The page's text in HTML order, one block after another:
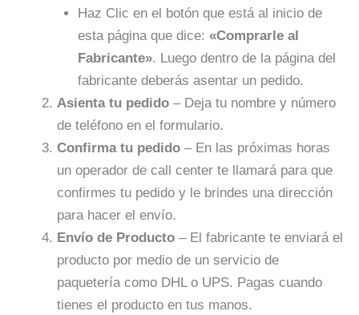
Haz Clic en el botón que está al inicio de
esta página que dice: «Comprarle al
Fabricante». Luego dentro de la página del
fabricante deberás asentar un pedido.
Asienta tu pedido – Deja tu nombre y número
de teléfono en el formulario.
Confirma tu pedido – En las próximas horas
un operador de call center te llamará para que
confirmes tu pedido y le brindes una dirección
para hacer el envío.
Envío de Producto – El fabricante te enviará el
producto por medio de un servicio de
paquetería como DHL o UPS. Pagas cuando
tienes el producto en tus manos.